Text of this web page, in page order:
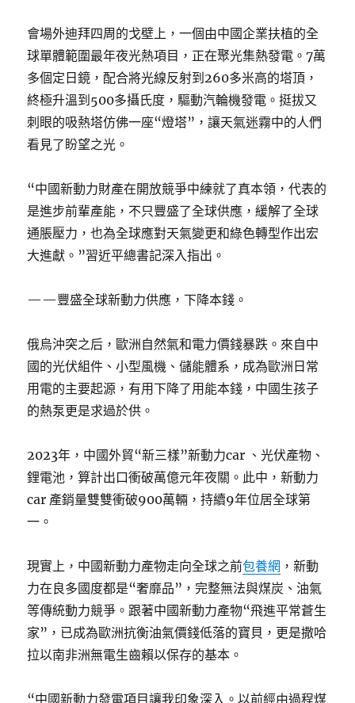
會場外迪拜四周的戈壁上，一個由中國企業扶植的全
球單體範圍最年夜光熱項目，正在聚光集熱發電。7萬
多個定日鏡，配合將光線反射到260多米高的塔頂，
終極升溫到500多攝氏度，驅動汽輪機發電。挺拔又
刺眼的吸熱塔仿佛一座“燈塔”，讓天氣迷霧中的人們
看見了盼望之光。
“中國新動力財產在開放競爭中練就了真本領，代表的
是進步前輩產能，不只豐盛了全球供應，緩解了全球
通脹壓力，也為全球應對天氣變更和綠色轉型作出宏
大進獻。”習近平總書記深入指出。
——豐盛全球新動力供應，下降本錢。
俄烏沖突之后，歐洲自然氣和電力價錢暴跌。來自中
國的光伏組件、小型風機、儲能體系，成為歐洲日常
用電的主要起源，有用下降了用能本錢，中國生孩子
的熱泵更是求過於供。
2023年，中國外貿“新三樣”新動力car 、光伏產物、
鋰電池，算計出口衝破萬億元年夜關。此中，新動力
car 產銷量雙雙衝破900萬輛，持續9年位居全球第
一。
現實上，中國新動力產物走向全球之前包養網 ，新動
力在良多國度都是“奢靡品”，完整無法與煤炭、油氣
等傳統動力競爭。跟著中國新動力產物“飛進平常蒼生
家”，已成為歐洲抗衡油氣價錢低落的寶貝，更是撒哈
拉以南非洲無電生齒賴以保存的基本。
“中國新動力發電項目讓我印象深入。以前經由過程煤